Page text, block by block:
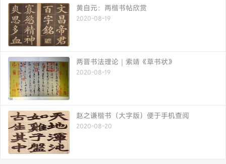
黄自元：两楷书帖欣赏
2020-08-19
两晋书法理论｜索靖《草书状》
2020-08-19
赵之谦楷书（大字版）便于手机查阅
2020-08-20